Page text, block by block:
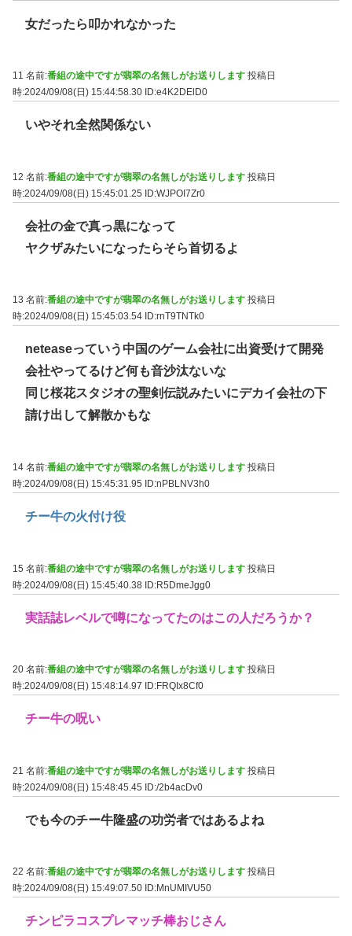
女だったら叩かれなかった
11 名前:番組の途中ですが翡翠の名無しがお送りします 投稿日
時:2024/09/08(日) 15:44:58.30 ID:e4K2DElD0
いやそれ全然関係ない
12 名前:番組の途中ですが翡翠の名無しがお送りします 投稿日
時:2024/09/08(日) 15:45:01.25 ID:WJPOI7Zr0
会社の金で真っ黒になって
ヤクザみたいになったらそら首切るよ
13 名前:番組の途中ですが翡翠の名無しがお送りします 投稿日
時:2024/09/08(日) 15:45:03.54 ID:rnT9TNTk0
neteaseっていう中国のゲーム会社に出資受けて開発
会社やってるけど何も音沙汰ないな
同じ桜花スタジオの聖剣伝説みたいにデカイ会社の下
請け出して解散かもな
14 名前:番組の途中ですが翡翠の名無しがお送りします 投稿日
時:2024/09/08(日) 15:45:31.95
ID:nPBLNV3h0
チー牛の火付け役
15 名前:番組の途中ですが翡翠の名無しがお送りします 投稿日
時:2024/09/08(日) 15:45:40.38 ID:R5DmeJgg0
実話誌レベルで噂になってたのはこの人だろうか？
20 名前:番組の途中ですが翡翠の名無しがお送りします 投稿日
時:2024/09/08(日) 15:48:14.97
ID:FRQIx8Cf0
チー牛の呪い
21 名前:番組の途中ですが翡翠の名無しがお送りします 投稿日
時:2024/09/08(日) 15:48:45.45 ID:/2b4acDv0
でも今のチー牛隆盛の功労者ではあるよね
22 名前:番組の途中ですが翡翠の名無しがお送りします 投稿日
時:2024/09/08(日) 15:49:07.50 ID:MnUMIVU50
チンピラコスプレマッチ棒おじさん